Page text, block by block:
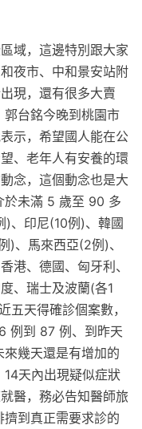
域，這邊特別跟大家
夜市、中和景安站附
現，還有很多大賣
台銘今晚到桃園市
示，希望國人能在公
、老年人有安養的環
念，這個動念也是大
於未滿 5 歲至 90 多
)、印尼(10例)、韓國
)、馬來西亞(2例)、
港、德國、匈牙利、
、瑞士及波蘭(各1
五天得確診個案數，
例到 87 例、到昨天
幾天還是有增加的
天內出現疑似症狀
醫，務必告知醫師旅
到真正需要求診的